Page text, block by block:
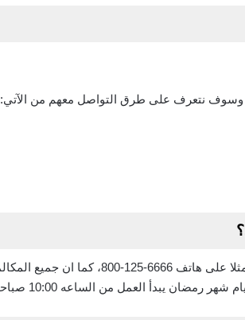
نتعرف على طرق التواصل معهم من الآتي:
يمكنك التواصل مع مؤسسة النقد السعودي لتقديم